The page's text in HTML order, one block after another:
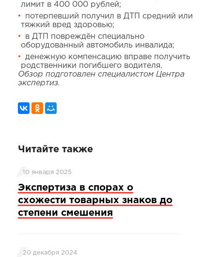
лимит в 400 000 рублей;
потерпевший получил в ДТП средний или
тяжкий вред здоровью;
в ДТП повреждён специально
оборудованный автомобиль инвалида;
денежную компенсацию вправе получить
родственники погибшего водителя.
Обзор подготовлен специалистом Центра
экспертиз.
Читайте также
10 января 2025
Экспертиза в спорах о
схожести товарных знаков до
степени смешения
20 декабря 2024